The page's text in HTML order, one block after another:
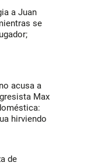
a Juan
se
acusa a
Max
hirviendo
de